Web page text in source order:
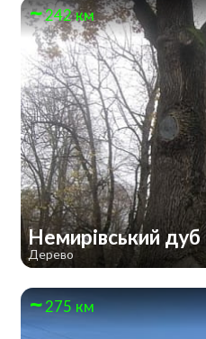
242 км
Немирівський дуб
Дерево
275 км